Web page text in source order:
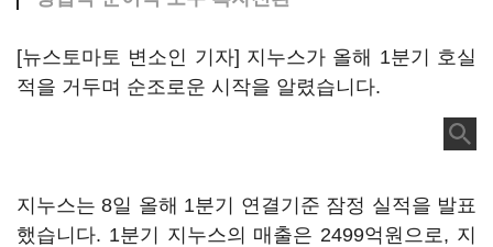
[뉴스토마토 변소인 기자] 지누스가 올해 1분기 호실
적을 거두며 순조로운 시작을 알렸습니다.
지누스는 8일 올해 1분기 연결기준 잠정 실적을 발표
했습니다. 1분기 지누스의 매출은 2499억원으로, 지